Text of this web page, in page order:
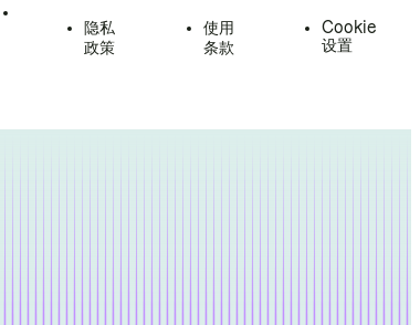
隐私
政策
使用
条款
Cookie
设置